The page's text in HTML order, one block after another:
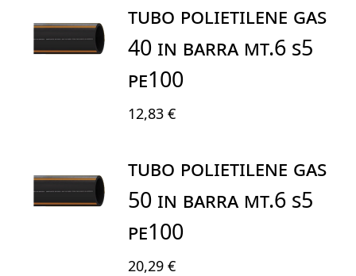
TUBO POLIETILENE GAS
40 IN BARRA MT.6 S5
PE100
12,83 €
TUBO POLIETILENE GAS
50 IN BARRA MT.6 S5
PE100
20,29 €